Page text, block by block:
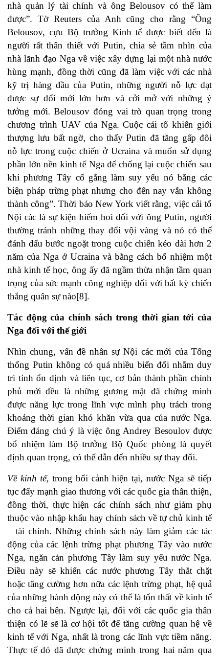
nhà quản lý tài chính và ông Belousov có thể làm
được”. Tờ Reuters của Anh cũng cho rằng “Ông
Belousov, cựu Bộ trưởng Kinh tế được biết đến là
người rất thân thiết với Putin, chia sẻ tầm nhìn của
nhà lãnh đạo Nga về việc xây dựng lại một nhà nước
hùng mạnh, đồng thời cũng đã làm việc với các nhà
kỹ trị hàng đầu của Putin, những người nỗ lực đạt
được sự đổi mới lớn hơn và cởi mở với những ý
tưởng mới. Belousov đóng vai trò quan trọng trong
chương trình UAV của Nga. Cuộc cải tổ khiến giới
thượng lưu bất ngờ, cho thấy Putin đã tăng gấp đôi
nỗ lực trong cuộc chiến ở Ucraina và muốn sử dụng
phần lớn nền kinh tế Nga để chống lại cuộc chiến sau
khi phương Tây cố gắng làm suy yếu nó bằng các
biện pháp trừng phạt nhưng cho đến nay vẫn không
thành công”. Thời báo New York viết rằng, việc cải tổ
Nội các là sự kiện hiếm hoi đối với ông Putin, người
thường tránh những thay đổi vội vàng và nó có thể
đánh dấu bước ngoặt trong cuộc chiến kéo dài hơn 2
năm của Nga ở Ucraina và bằng cách bổ nhiệm một
nhà kinh tế học, ông ấy đã ngầm thừa nhận tầm quan
trọng của sức mạnh công nghiệp đối với bất kỳ chiến
thắng quân sự nào[8].
Tác động của chính sách trong thời gian tới của
Nga đối với thế giới
Nhìn chung, vấn đề nhân sự Nội các mới của Tổng
thống Putin không có quá nhiều biến đổi nhằm duy
trì tính ổn định và liên tục, cơ bản thành phần chính
phủ mới đều là những gương mặt đã chứng minh
được năng lực trong lĩnh vực mình phụ trách trong
khoảng thời gian khó khăn vừa qua của nước Nga.
Điểm đáng chú ý là việc ông Andrey Besoulov được
bổ nhiệm làm Bộ trưởng Bộ Quốc phòng là quyết
định quan trọng, có thể dẫn đến nhiều sự thay đổi.
Về kinh tế, trong bối cảnh hiện tại, nước Nga sẽ tiếp
tục đẩy mạnh giao thương với các quốc gia thân thiện,
đồng thời, thực hiện các chính sách như giảm phụ
thuộc vào nhập khẩu hay chính sách về tự chủ kinh tế
– tài chính. Những chính sách này làm giảm các tác
động của các lệnh trừng phạt phương Tây vào nước
Nga, ngăn cản phương Tây làm suy yếu nước Nga.
Điều này sẽ khiến các nước phương Tây thắt chặt
hoặc tăng cường hơn nữa các lệnh trừng phạt, hệ quả
của những hành động này có thể là tổn thất về kinh tế
cho cả hai bên. Ngược lại, đối với các quốc gia thân
thiện có lẽ sẽ là cơ hội tốt để tăng cường quan hệ về
kinh tế với Nga, nhất là trong các lĩnh vực tiềm năng.
Thực tế đó đã được chứng minh trong hai năm qua